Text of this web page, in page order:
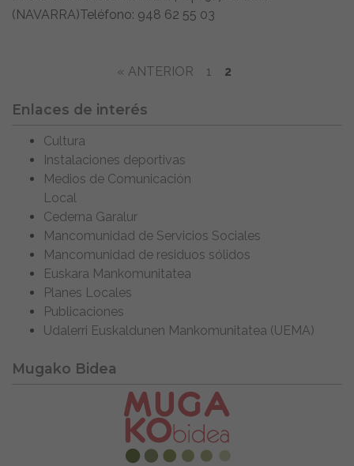
(NAVARRA)Teléfono: 948 62 55 03
« ANTERIOR 1 2
Enlaces de interés
Cultura
Instalaciones deportivas
Medios de Comunicación
Local
Cederna Garalur
Mancomunidad de Servicios Sociales
Mancomunidad de residuos sólidos
Euskara Mankomunitatea
Planes Locales
Publicaciones
Udalerri Euskaldunen Mankomunitatea (UEMA)
Mugako Bidea